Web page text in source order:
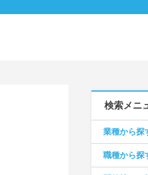
検索メニ
業種から探
職種から探